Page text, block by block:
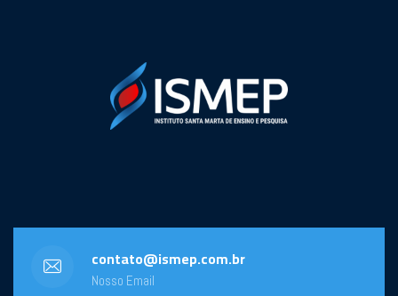
contato@ismep.com.br
Nosso Email